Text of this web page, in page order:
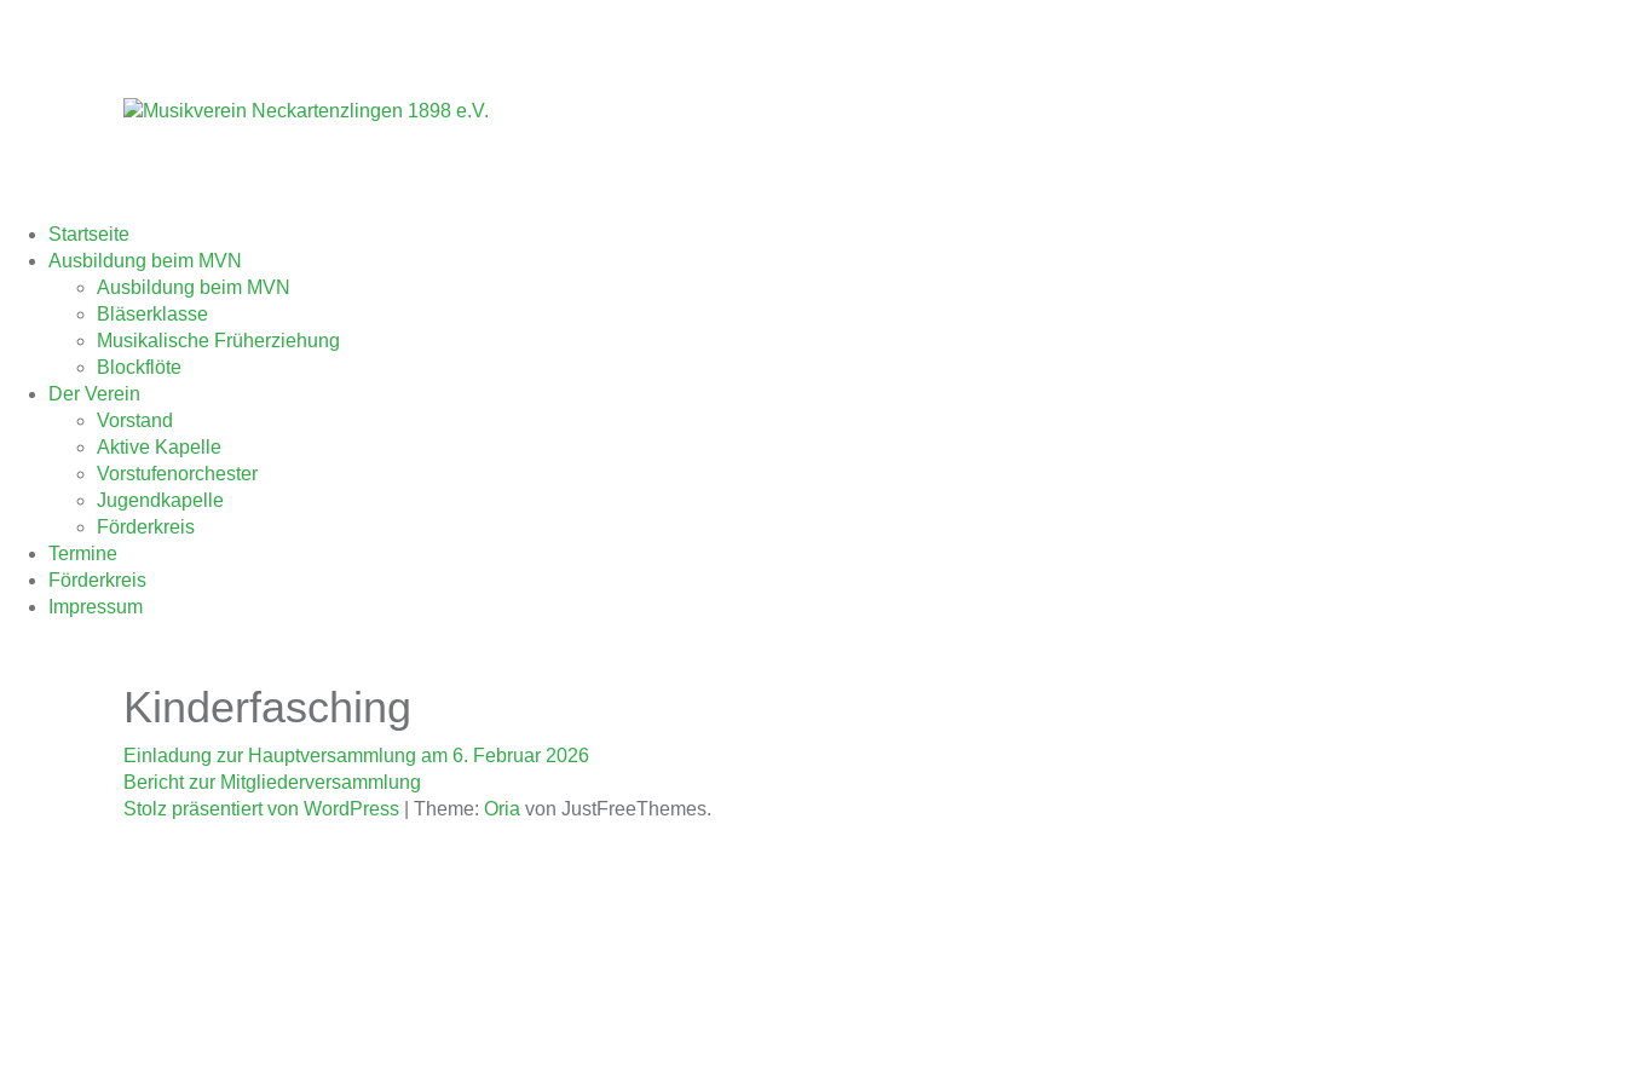
Startseite
Ausbildung beim MVN
Ausbildung beim MVN
Bläserklasse
Musikalische Früherziehung
Blockflöte
Der Verein
Vorstand
Aktive Kapelle
Vorstufenorchester
Jugendkapelle
Förderkreis
Termine
Förderkreis
Impressum
Kinderfasching
Beitragsnavigation
Einladung zur Hauptversammlung am 6. Februar 2026
Bericht zur Mitgliederversammlung
Stolz präsentiert von WordPress
Theme: Oria von JustFreeThemes.